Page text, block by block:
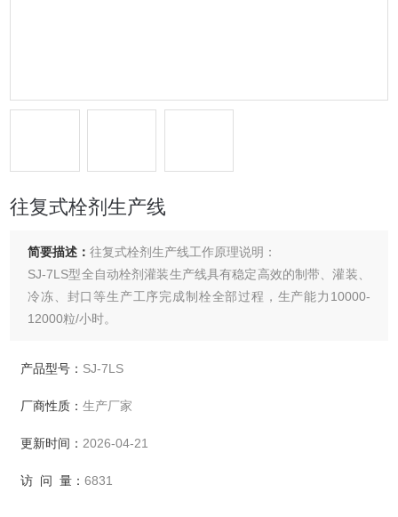
往复式栓剂生产线
简要描述：往复式栓剂生产线工作原理说明：
SJ-7LS型全自动栓剂灌装生产线具有稳定高效的制带、灌装、
冷冻、封口等生产工序完成制栓全部过程，生产能力10000-
12000粒/小时。
从自动栓剂制壳成型开始，到药液的灌装工位，--循环往复式
切（剪切粒数在触摸屏任意设定，1-10粒随意剪切）
产品型号： SJ-7LS
厂商性质：生产厂家
更新时间： 2026-04-21
访 问 量：6831